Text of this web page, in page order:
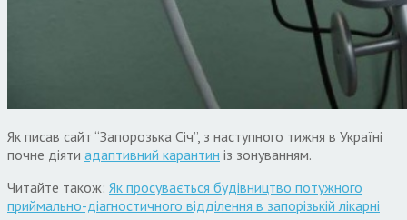
Як писав сайт “Запорозька Січ”, з наступного тижня в Україні
почне діяти адаптивний карантин із зонуванням.
Читайте також: Як просувається будівництво потужного
приймально-діагностичного відділення в запорізькій лікарні